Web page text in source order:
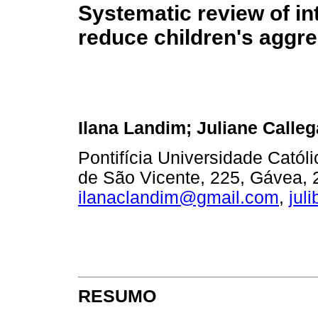
Systematic review of
reduce children's
Ilana Landim; Juliane
Pontifícia Universidade
de São Vicente, 225, Gávea,
ilanaclandim@gmail.com,
RESUMO